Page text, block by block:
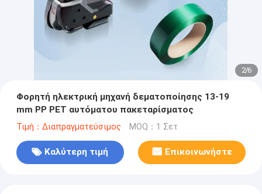
2/6
Φορητή ηλεκτρική μηχανή δεματοποίησης 13-19
mm PP PET αυτόματου πακεταρίσματος
Τιμή：Διαπραγματεύσιμος MOQ：1 Σετ
Καλύτερη τιμή Επικοινωνήστε